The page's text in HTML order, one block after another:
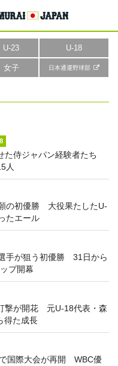
U-23 U-18
女子 日本通運野球部
た侍ジャパン経験者たち
人
の初優勝 大役果たしたU-
たエール
手が狙う初優勝 31日から
プ開幕
撃が開花 元U-18代表・森
得た成長
国際大会が再開 WBC優